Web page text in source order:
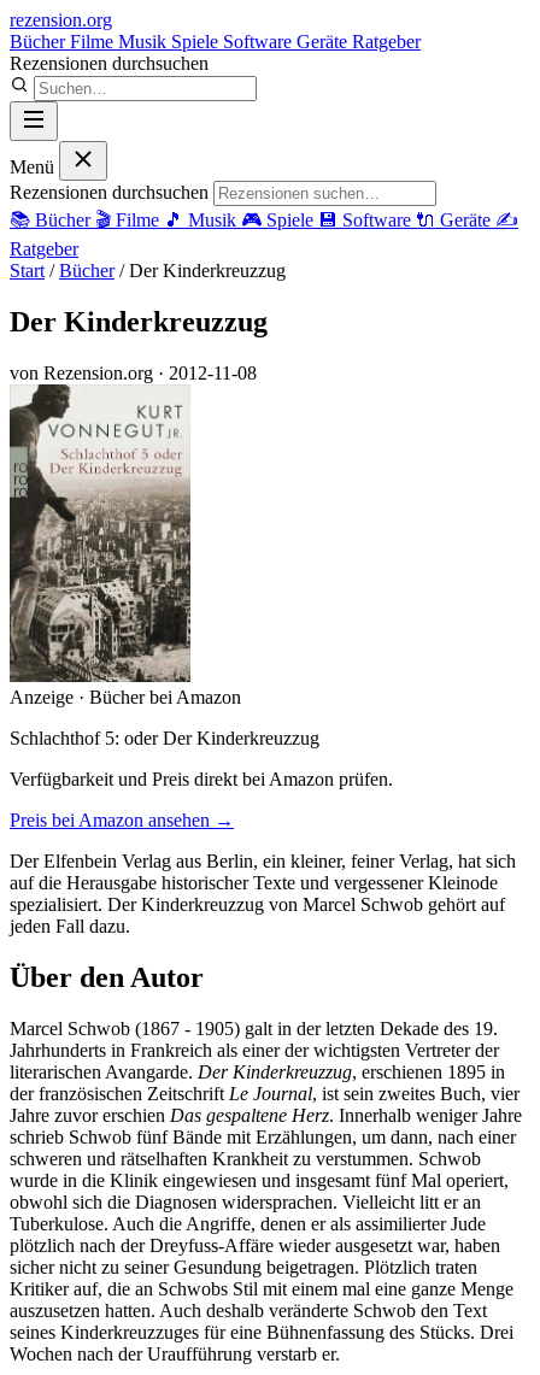
rezension.org
BücherFilme Musik Spiele Software Geräte Ratgeber
Rezensionen durchsuchen
Menü
Rezensionen durchsuchen
📚 Bücher 🎬 Filme 🎵 Musik 🎮 Spiele 💾 Software 🔌 Geräte ✍️
Ratgeber
Start / Bücher / Der Kinderkreuzzug
Der Kinderkreuzzug
von Rezension.org · 2012-11-08
Anzeige · Bücher bei Amazon
Schlachthof 5: oder Der Kinderkreuzzug
Verfügbarkeit und Preis direkt bei Amazon prüfen.
Preis bei Amazon ansehen →
Der Elfenbein Verlag aus Berlin, ein kleiner, feiner Verlag, hat sich
auf die Herausgabe historischer Texte und vergessener Kleinode
spezialisiert. Der Kinderkreuzzug von Marcel Schwob gehört auf
jeden Fall dazu.
Über den Autor
Marcel Schwob (1867 - 1905) galt in der letzten Dekade des 19.
Jahrhunderts in Frankreich als einer der wichtigsten Vertreter der
literarischen Avangarde. Der Kinderkreuzzug, erschienen 1895 in
der französischen Zeitschrift Le Journal, ist sein zweites Buch, vier
Jahre zuvor erschien Das gespaltene Herz. Innerhalb weniger Jahre
schrieb Schwob fünf Bände mit Erzählungen, um dann, nach einer
schweren und rätselhaften Krankheit zu verstummen. Schwob
wurde in die Klinik eingewiesen und insgesamt fünf Mal operiert,
obwohl sich die Diagnosen widersprachen. Vielleicht litt er an
Tuberkulose. Auch die Angriffe, denen er als assimilierter Jude
plötzlich nach der Dreyfuss-Affäre wieder ausgesetzt war, haben
sicher nicht zu seiner Gesundung beigetragen. Plötzlich traten
Kritiker auf, die an Schwobs Stil mit einem mal eine ganze Menge
auszusetzen hatten. Auch deshalb veränderte Schwob den Text
seines Kinderkreuzzuges für eine Bühnenfassung des Stücks. Drei
Wochen nach der Uraufführung verstarb er.